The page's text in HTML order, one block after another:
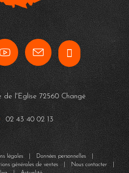
de l'Eglise 72560 Changé
02 43 40 02 13
légales| Données personnelles|
générales de ventes | Nous contacter|